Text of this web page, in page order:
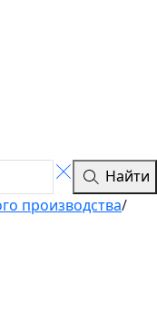
Найти
производства/